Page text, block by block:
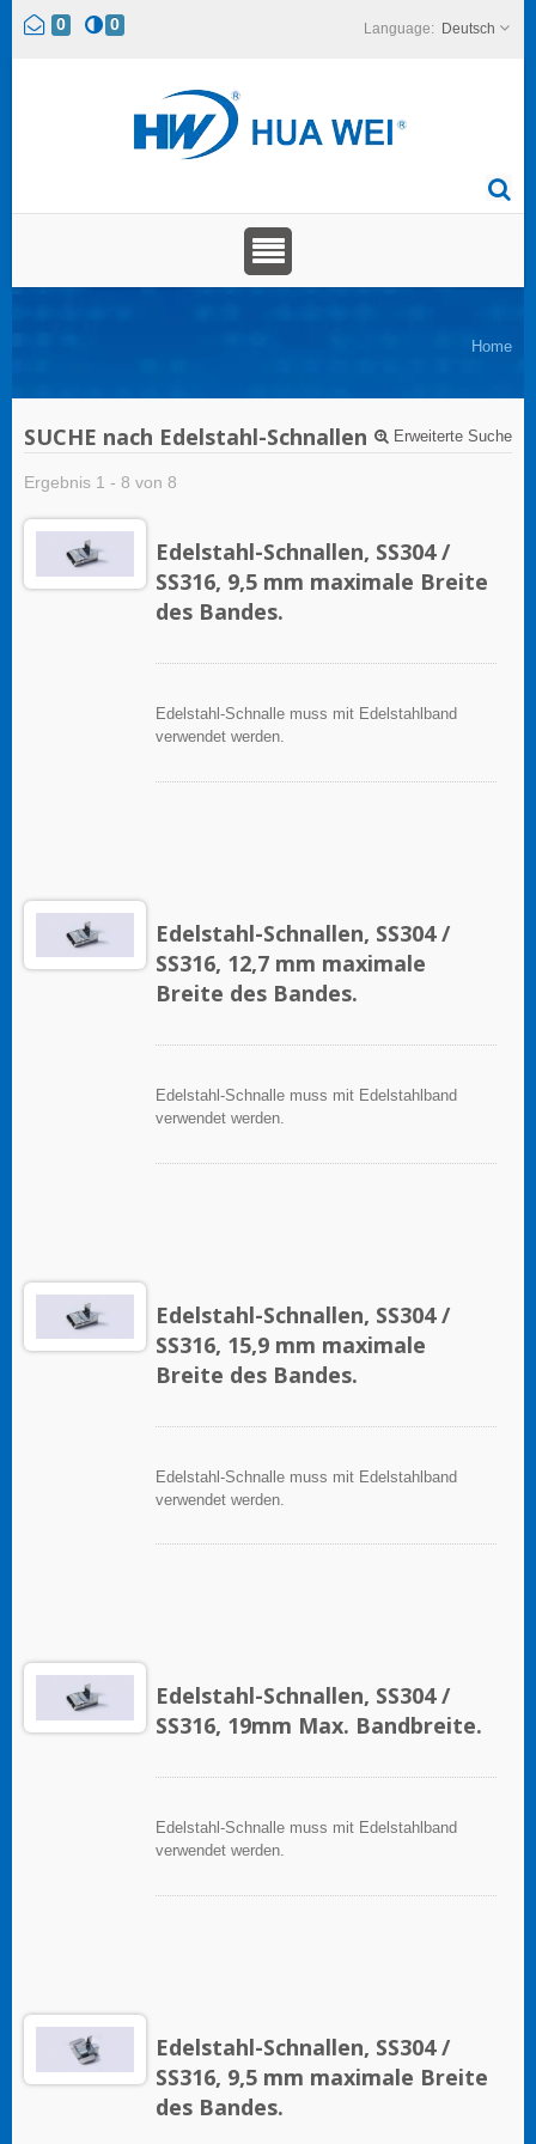
0 0 Deutsch
Home
SUCHE nach Edelstahl-Schnallen Erweiterte Suche
Ergebnis 1 - 8 von 8
Edelstahl-Schnallen, SS304 /
SS316, 9,5 mm maximale Breite
des Bandes.
Edelstahl-Schnalle muss mit Edelstahlband
verwendet werden.
Edelstahl-Schnallen, SS304 /
SS316, 12,7 mm maximale
Breite des Bandes.
Edelstahl-Schnalle muss mit Edelstahlband
verwendet werden.
Edelstahl-Schnallen, SS304 /
SS316, 15,9 mm maximale
Breite des Bandes.
Edelstahl-Schnalle muss mit Edelstahlband
verwendet werden.
Edelstahl-Schnallen, SS304 /
SS316, 19mm Max. Bandbreite.
Edelstahl-Schnalle muss mit Edelstahlband
verwendet werden.
Edelstahl-Schnallen, SS304 /
SS316, 9,5 mm maximale Breite
des Bandes.